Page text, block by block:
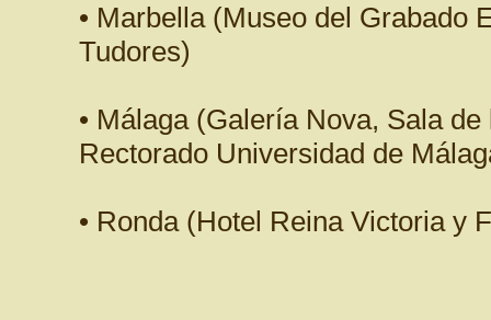
• Marbella (Museo del Grabado
Tudores)
• Málaga (Galería Nova, Sala
Rectorado Universidad de
• Ronda (Hotel Reina Victoria y